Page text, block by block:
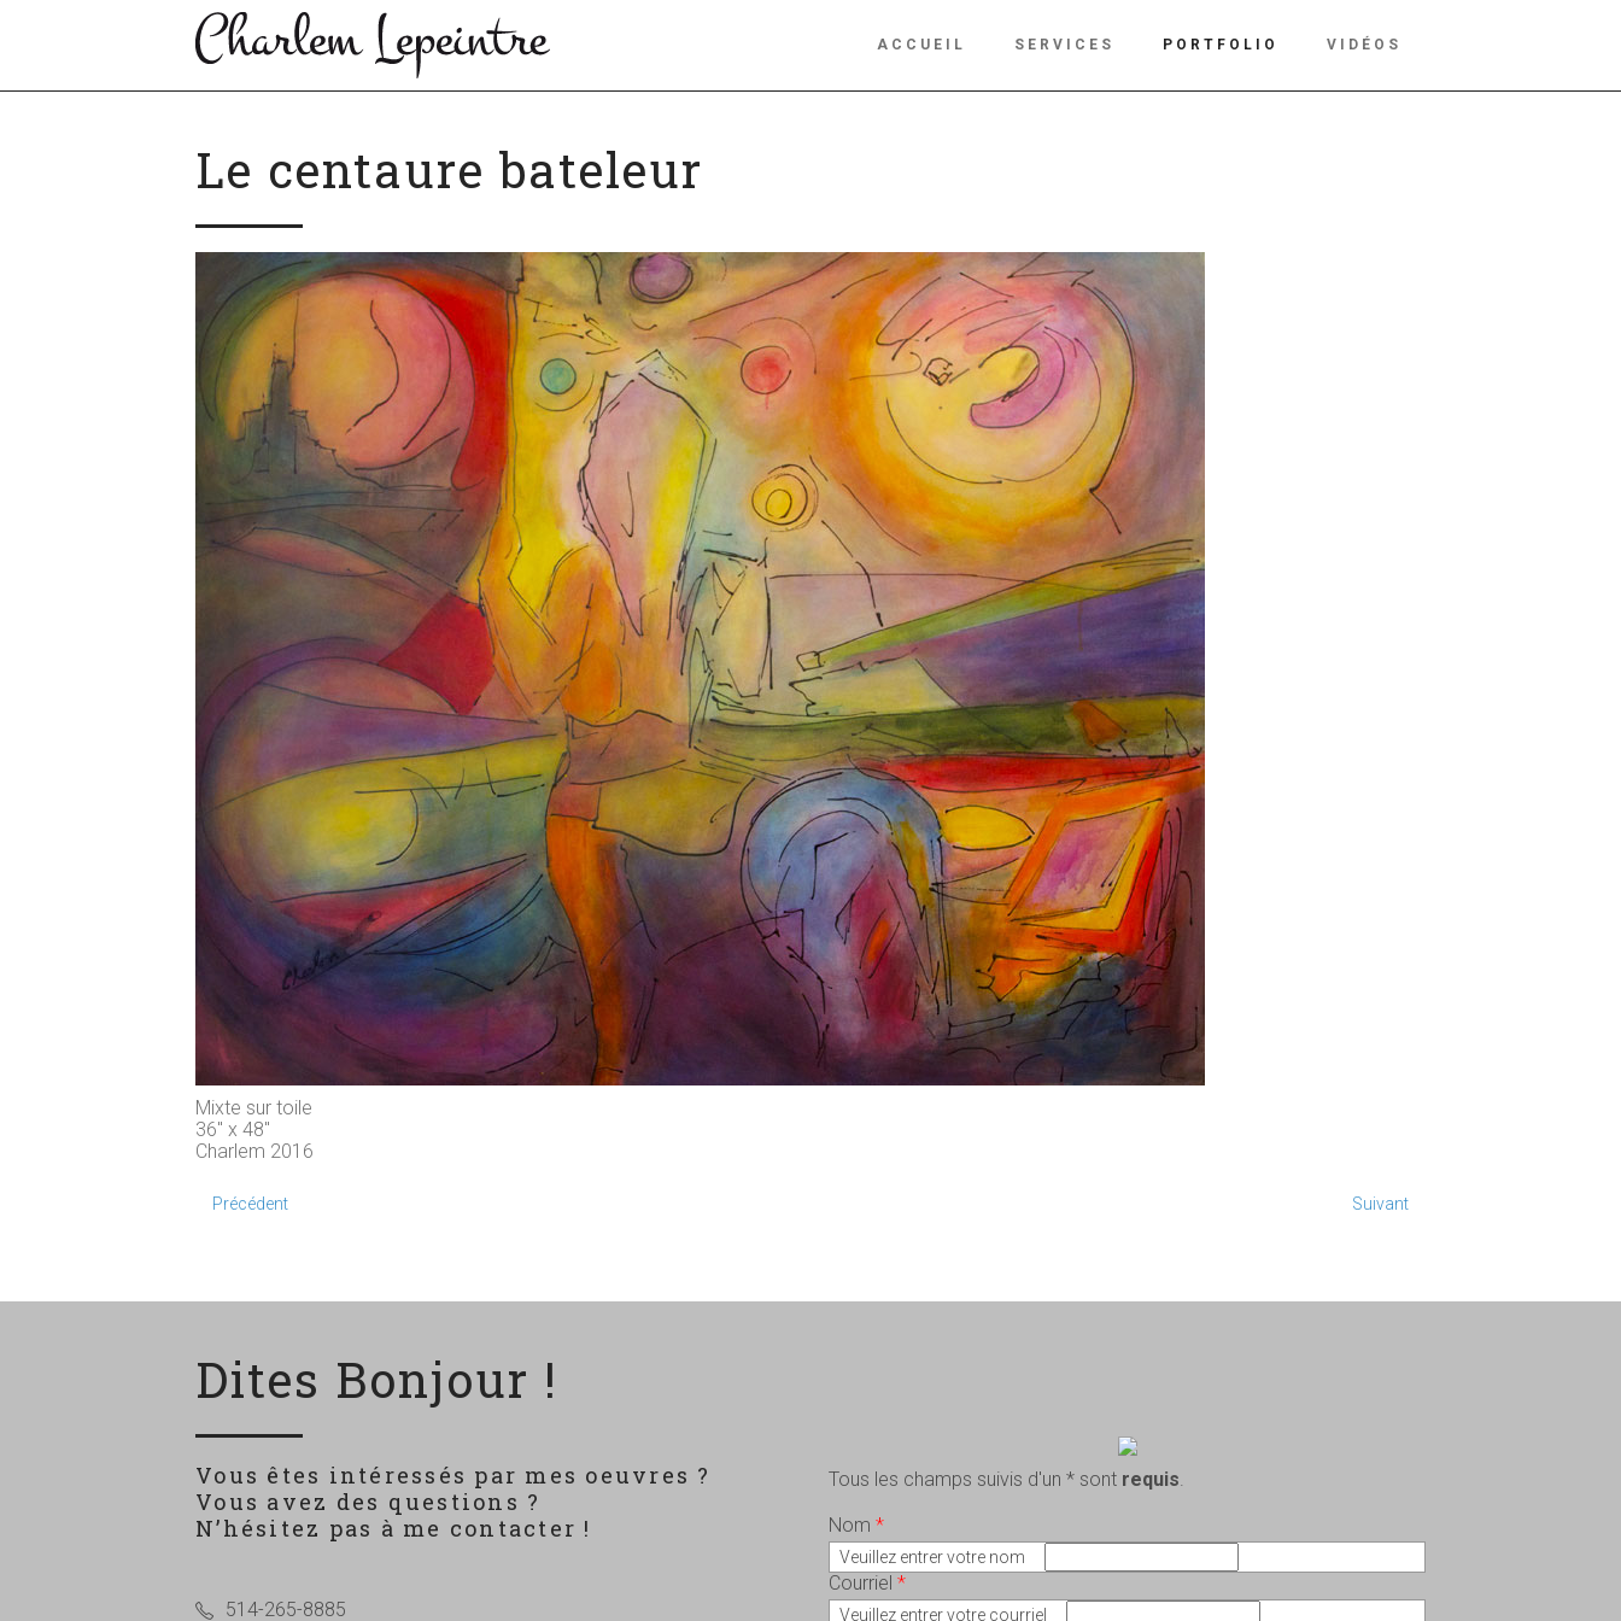
ACCUEIL SERVICES PORTFOLIO VIDÉOS
Le centaure bateleur
Mixte sur toile
36" x 48"
Charlem 2016
Précédent Suivant
Dites Bonjour !
Vous êtes intéressés par mes oeuvres ?
Vous avez des questions ?
N’hésitez pas à me contacter !
514-265-8885
Tous les champs suivis d'un * sont requis.
Nom *
Veuillez entrer votre nom
Courriel *
Veuillez entrer votre courriel